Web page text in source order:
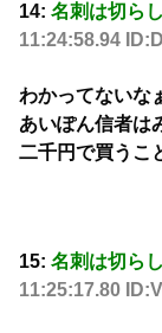
14: 名刺は切ら
11:24:58.94
わかってないな
あいぽん信者は
二千円で買うこ
15: 名刺は切ら
11:25:17.80